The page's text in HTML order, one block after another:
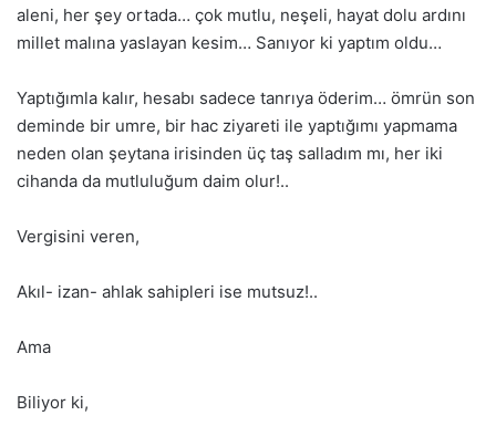
aleni, her şey ortada… çok mutlu, neşeli, hayat dolu ardını
millet malına yaslayan kesim… Sanıyor ki yaptım oldu…
Yaptığımla kalır, hesabı sadece tanrıya öderim… ömrün son
deminde bir umre, bir hac ziyareti ile yaptığımı yapmama
neden olan şeytana irisinden üç taş salladım mı, her iki
cihanda da mutluluğum daim olur!..
Vergisini veren,
Akıl- izan- ahlak sahipleri ise mutsuz!..
Ama
Biliyor ki,